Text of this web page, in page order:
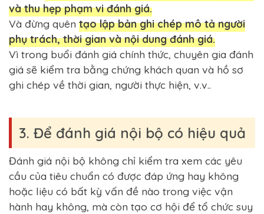
và thu hẹp phạm vi đánh giá.
Và đừng quên tạo lập bản ghi chép mô tả người
phụ trách, thời gian và nội dung đánh giá.
Vì trong buổi đánh giá chính thức, chuyên gia đánh
giá sẽ kiểm tra bằng chứng khách quan và hồ sơ
ghi chép về thời gian, người thực hiện, v.v..
3. Để đánh giá nội bộ có hiệu quả
Đánh giá nội bộ không chỉ kiểm tra xem các yêu
cầu của tiêu chuẩn có được đáp ứng hay không
hoặc liệu có bất kỳ vấn đề nào trong việc vận
hành hay không, mà còn tạo cơ hội để tổ chức suy